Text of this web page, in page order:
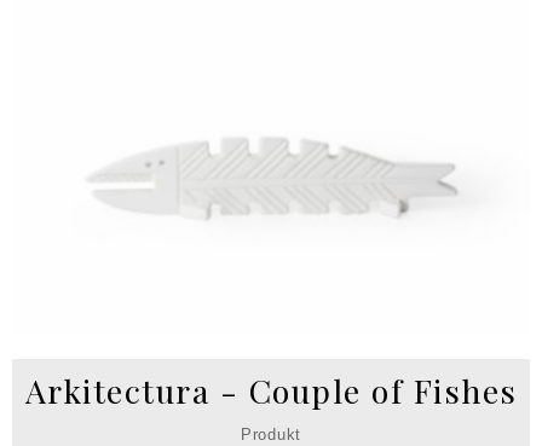
Arkitectura - Couple of Fishes
Produkt